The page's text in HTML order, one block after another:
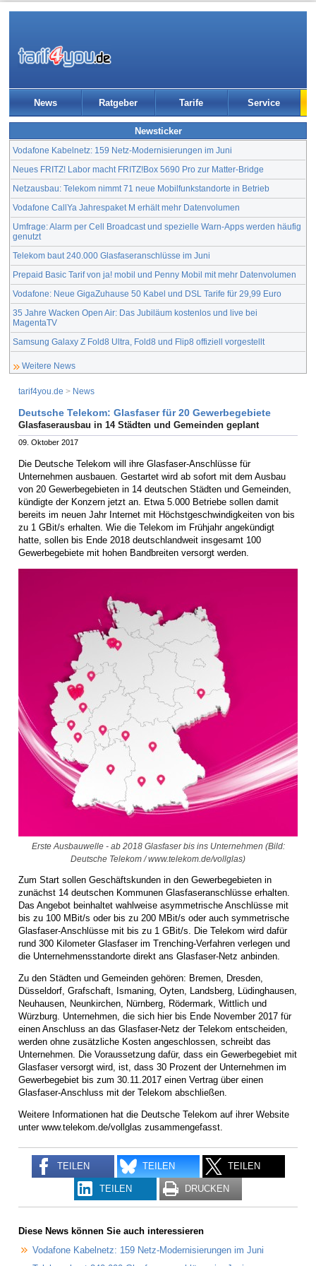
News Ratgeber Tarife Service
Newsticker
Vodafone Kabelnetz: 159 Netz-Modernisierungen im Juni
Neues FRITZ! Labor macht FRITZ!Box 5690 Pro zur Matter-Bridge
Netzausbau: Telekom nimmt 71 neue Mobilfunkstandorte in Betrieb
Vodafone CallYa Jahrespaket M erhält mehr Datenvolumen
Umfrage: Alarm per Cell Broadcast und spezielle Warn-Apps werden häufig
genutzt
Telekom baut 240.000 Glasfaseranschlüsse im Juni
Prepaid Basic Tarif von ja! mobil und Penny Mobil mit mehr Datenvolumen
Vodafone: Neue GigaZuhause 50 Kabel und DSL Tarife für 29,99 Euro
35 Jahre Wacken Open Air: Das Jubiläum kostenlos und live bei
MagentaTV
Samsung Galaxy Z Fold8 Ultra, Fold8 und Flip8 offiziell vorgestellt
Weitere News
tarif4you.de > News
Deutsche Telekom: Glasfaser für 20 Gewerbegebiete
Glasfaserausbau in 14 Städten und Gemeinden geplant
09. Oktober 2017
Die Deutsche Telekom will ihre Glasfaser-Anschlüsse für
Unternehmen ausbauen. Gestartet wird ab sofort mit dem Ausbau
von 20 Gewerbegebieten in 14 deutschen Städten und Gemeinden,
kündigte der Konzern jetzt an. Etwa 5.000 Betriebe sollen damit
bereits im neuen Jahr Internet mit Höchstgeschwindigkeiten von bis
zu 1 GBit/s erhalten. Wie die Telekom im Frühjahr angekündigt
hatte, sollen bis Ende 2018 deutschlandweit insgesamt 100
Gewerbegebiete mit hohen Bandbreiten versorgt werden.
Erste Ausbauwelle - ab 2018 Glasfaser bis ins Unternehmen (Bild:
Deutsche Telekom / www.telekom.de/vollglas)
Zum Start sollen Geschäftskunden in den Gewerbegebieten in
zunächst 14 deutschen Kommunen Glasfaseranschlüsse erhalten.
Das Angebot beinhaltet wahlweise asymmetrische Anschlüsse mit
bis zu 100 MBit/s oder bis zu 200 MBit/s oder auch symmetrische
Glasfaser-Anschlüsse mit bis zu 1 GBit/s. Die Telekom wird dafür
rund 300 Kilometer Glasfaser im Trenching-Verfahren verlegen und
die Unternehmensstandorte direkt ans Glasfaser-Netz anbinden.
Zu den Städten und Gemeinden gehören: Bremen, Dresden,
Düsseldorf, Grafschaft, Ismaning, Oyten, Landsberg, Lüdinghausen,
Neuhausen, Neunkirchen, Nürnberg, Rödermark, Wittlich und
Würzburg. Unternehmen, die sich hier bis Ende November 2017 für
einen Anschluss an das Glasfaser-Netz der Telekom entscheiden,
werden ohne zusätzliche Kosten angeschlossen, schreibt das
Unternehmen. Die Voraussetzung dafür, dass ein Gewerbegebiet mit
Glasfaser versorgt wird, ist, dass 30 Prozent der Unternehmen im
Gewerbegebiet bis zum 30.11.2017 einen Vertrag über einen
Glasfaser-Anschluss mit der Telekom abschließen.
Weitere Informationen hat die Deutsche Telekom auf ihrer Website
unter www.telekom.de/vollglas zusammengefasst.
TEILEN TEILEN TEILEN
TEILEN DRUCKEN
Diese News können Sie auch interessieren
Vodafone Kabelnetz: 159 Netz-Modernisierungen im Juni